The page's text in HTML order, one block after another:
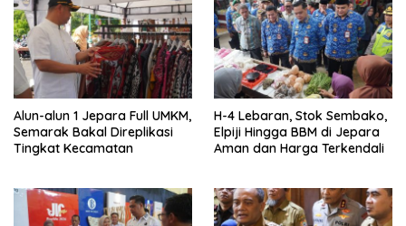
Alun-alun 1 Jepara Full UMKM,
Semarak Bakal Direplikasi
Tingkat Kecamatan
H-4 Lebaran, Stok Sembako,
Elpiji Hingga BBM di Jepara
Aman dan Harga Terkendali